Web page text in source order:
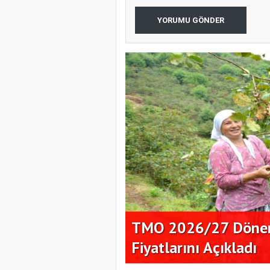
YORUMU GÖNDER
Çekirdeksiz Karpuz